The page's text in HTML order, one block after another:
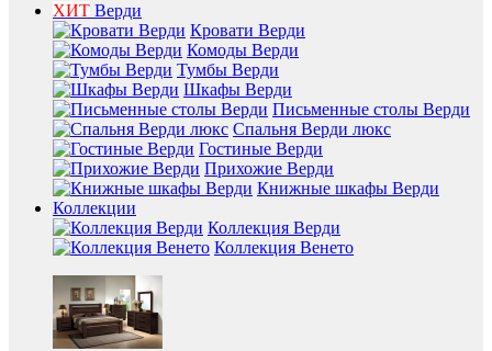
ХИТ Верди
Кровати Верди
Комоды Верди
Тумбы Верди
Шкафы Верди
Письменные столы Верди
Спальня Верди люкс
Гостиные Верди
Прихожие Верди
Книжные шкафы Верди
Коллекции
Коллекция Верди
Коллекция Венето